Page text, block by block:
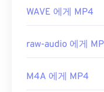
최초 출시: 1999년
유용한 링크:
https://
WAVE 에게 MP4
raw-audio 에게
M4A 에게 MP4